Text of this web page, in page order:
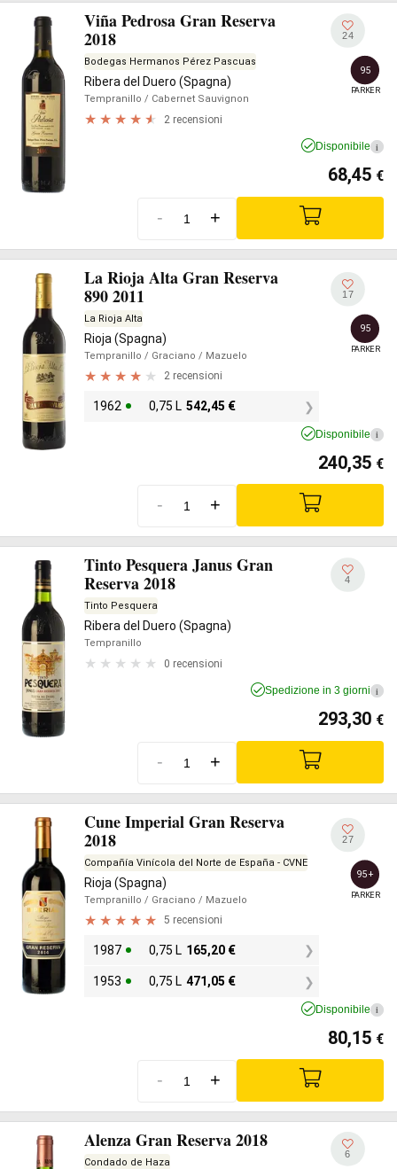
Viña Pedrosa Gran Reserva
2018
Bodegas Hermanos Pérez Pascuas
Ribera del Duero (Spagna)
Tempranillo / Cabernet Sauvignon
2 recensioni
24
95
PARKER
Disponibile i
68,45 €
- +
La Rioja Alta Gran Reserva
890 2011
La Rioja Alta
Rioja (Spagna)
Tempranillo / Graciano / Mazuelo
2 recensioni
1962 0,75 L 542,45 €
17
95
PARKER
Disponibile i
240,35 €
- +
Tinto Pesquera Janus Gran
Reserva 2018
Tinto Pesquera
Ribera del Duero (Spagna)
Tempranillo
0 recensioni
4
Spedizione in 3 giorni i
293,30 €
- +
Cune Imperial Gran Reserva
2018
Compañía Vinícola del Norte de España - CVNE
Rioja (Spagna)
Tempranillo / Graciano / Mazuelo
5 recensioni
1987 0,75 L 165,20 €
1953 0,75 L 471,05 €
27
95+
PARKER
Disponibile i
80,15 €
- +
Alenza Gran Reserva 2018
Condado de Haza
6